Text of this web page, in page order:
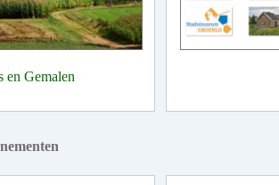
en Gemalen